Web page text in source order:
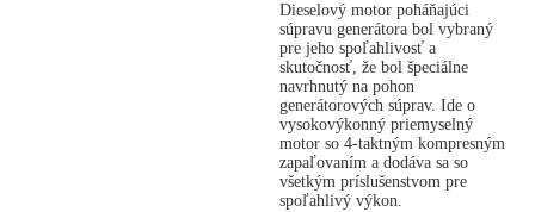
Dieselový motor poháňajúci
súpravu generátora bol vybraný
pre jeho spoľahlivosť a
skutočnosť, že bol špeciálne
navrhnutý na pohon
generátorových súprav. Ide o
vysokovýkonný priemyselný
motor so 4-taktným kompresným
zapaľovaním a dodáva sa so
všetkým príslušenstvom pre
spoľahlivý výkon.